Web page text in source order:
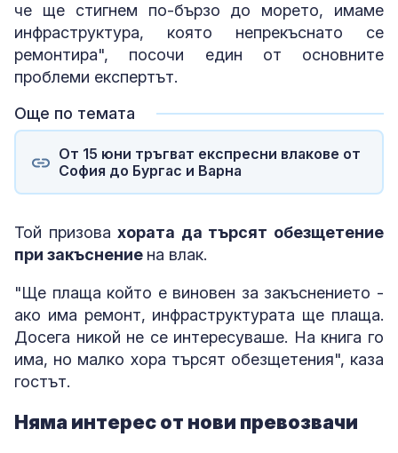
че ще стигнем по-бързо до морето, имаме
инфраструктура, която непрекъснато се
ремонтира", посочи един от основните
проблеми експертът.
Още по темата
От 15 юни тръгват експресни влакове от
София до Бургас и Варна
Той призовахората да търсят обезщетение
при закъснение на влак.
"Ще плаща който е виновен за закъснението -
ако има ремонт, инфраструктурата ще плаща.
Досега никой не се интересуваше. На книга го
има, но малко хора търсят обезщетения", каза
гостът.
Няма интерес от нови превозвачи